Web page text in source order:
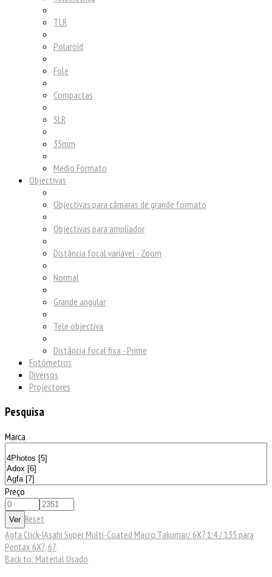
TLR
Polaroid
Fole
Compactas
SLR
35mm
Médio Formato
Objectivas
Objectivas para câmaras de grande formato
Objectivas para ampliador
Distância focal variável - Zoom
Normal
Grande angular
Tele objectiva
Distância focal fixa - Prime
Fotómetros
Diversos
Projectores
Pesquisa
Marca
Preço
Reset
Agfa Click-IAsahi Super Multi-Coated Macro Takumar/ 6X7 1:4 / 135 para
Pentax 6X7, 67
Back to: Material Usado